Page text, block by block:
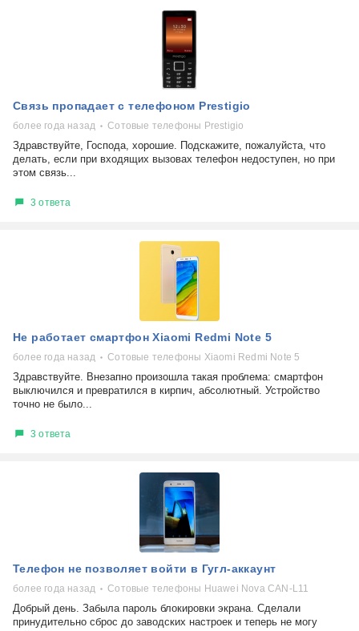
самопроизвольное выключение
выдает ошибку
плохо работает
решение проблемы
Связь пропадает с телефоном Prestigio
более года назад Сотовые телефоны Prestigio
Здравствуйте, Господа, хорошие. Подскажите, пожалуйста, что
делать, если при входящих вызовах телефон недоступен, но при
этом связь...
3 ответа
Не работает смартфон Xiaomi Redmi Note 5
более года назад Сотовые телефоны Xiaomi Redmi Note 5
Здравствуйте. Внезапно произошла такая проблема: смартфон
выключился и превратился в кирпич, абсолютный. Устройство
точно не было...
3 ответа
Телефон не позволяет войти в Гугл-аккаунт
более года назад Сотовые телефоны Huawei Nova CAN-L11
Добрый день. Забыла пароль блокировки экрана. Сделали
принудительно сброс до заводских настроек и теперь не могу